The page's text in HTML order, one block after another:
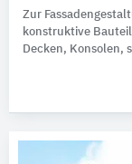
Zur
konstruktive
Decken, Konsolen,